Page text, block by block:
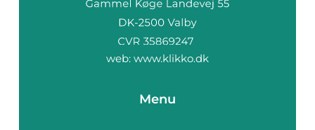
web: www.klikko.dk
Menu